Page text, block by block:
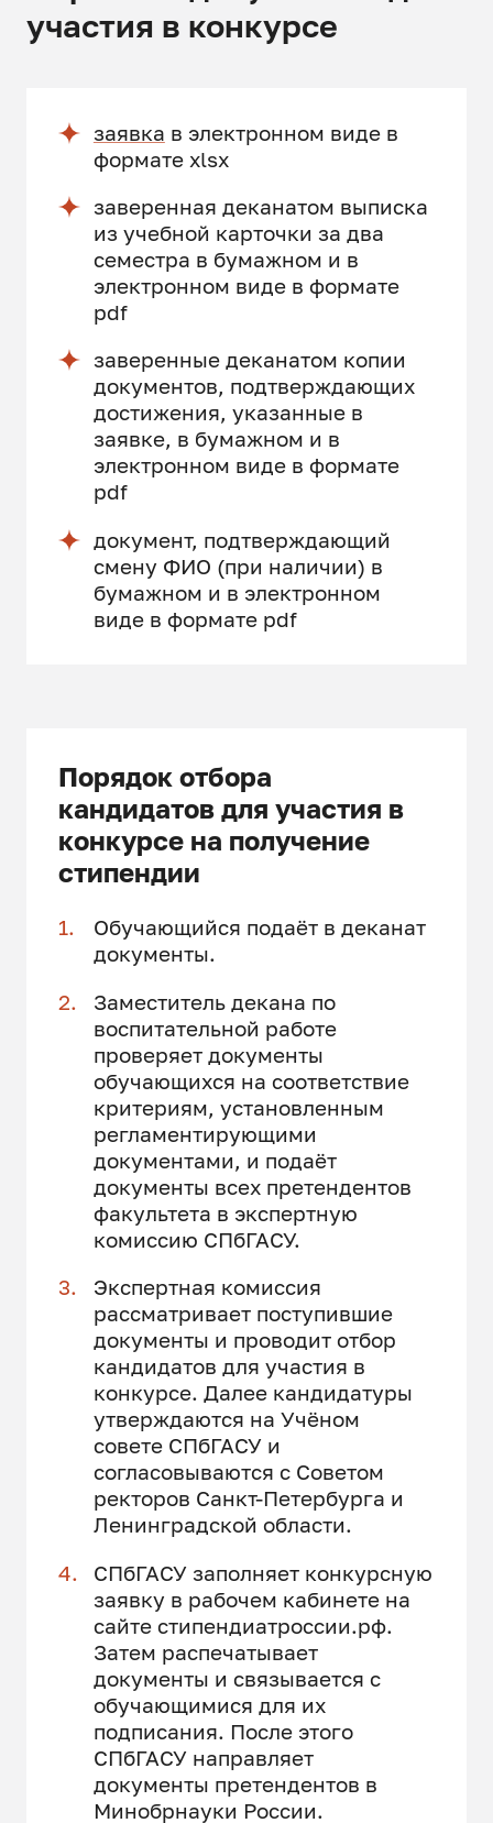
участия в конкурсе
заявка в электронном виде в
формате xlsx
заверенная деканатом выписка
из учебной карточки за два
семестра в бумажном и в
электронном виде в формате
pdf
заверенные деканатом копии
документов, подтверждающих
достижения, указанные в
заявке, в бумажном и в
электронном виде в формате
pdf
документ, подтверждающий
смену ФИО (при наличии) в
бумажном и в электронном
виде в формате pdf
Порядок отбора
кандидатов для участия в
конкурсе на получение
стипендии
Обучающийся подаёт в деканат
документы.
Заместитель декана по
воспитательной работе
проверяет документы
обучающихся на соответствие
критериям, установленным
регламентирующими
документами, и подаёт
документы всех претендентов
факультета в экспертную
комиссию СПбГАСУ.
Экспертная комиссия
рассматривает поступившие
документы и проводит отбор
кандидатов для участия в
конкурсе. Далее кандидатуры
утверждаются на Учёном
совете СПбГАСУ и
согласовываются с Советом
ректоров Санкт-Петербурга и
Ленинградской области.
СПбГАСУ заполняет конкурсную
заявку в рабочем кабинете на
сайте стипендиатроссии.рф.
Затем распечатывает
документы и связывается с
обучающимися для их
подписания. После этого
СПбГАСУ направляет
документы претендентов в
Минобрнауки России.